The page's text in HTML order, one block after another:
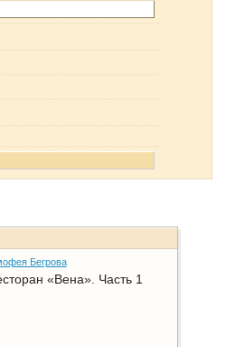
Бегрова
«Вена». Часть 1